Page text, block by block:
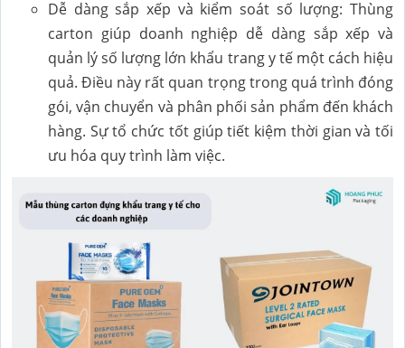
Dễ dàng sắp xếp và kiểm soát số lượng: Thùng
carton giúp doanh nghiệp dễ dàng sắp xếp và
quản lý số lượng lớn khẩu trang y tế một cách hiệu
quả. Điều này rất quan trọng trong quá trình đóng
gói, vận chuyển và phân phối sản phẩm đến khách
hàng. Sự tổ chức tốt giúp tiết kiệm thời gian và tối
ưu hóa quy trình làm việc.